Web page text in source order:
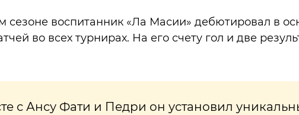
воспитанник «Ла Масии» дебютировал в
во всех турнирах. На его счету гол и две
с Ансу Фати и Педри он установил